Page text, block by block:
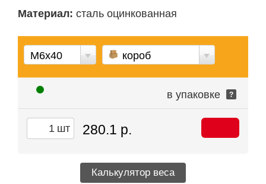
Материал: сталь оцинкованная
М6х40 короб
в упаковке ?
шт 280.1 р.
Калькулятор веса